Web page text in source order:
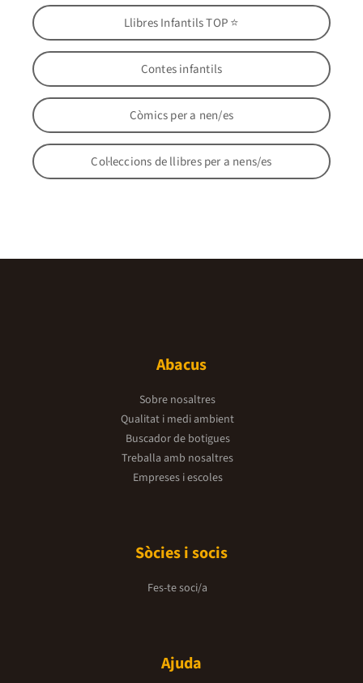
Llibres Infantils TOP ⭐
Contes infantils
Còmics per a nen/es
Col·leccions de llibres per a nens/es
Abacus
Sobre nosaltres
Qualitat i medi ambient
Buscador de botigues
Treballa amb nosaltres
Empreses i escoles
Sòcies i socis
Fes-te soci/a
Ajuda